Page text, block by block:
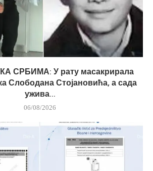
СРБИМА: У рату масакрирала
Слободана Стојановића, а сада
ужива...
06/08/2026